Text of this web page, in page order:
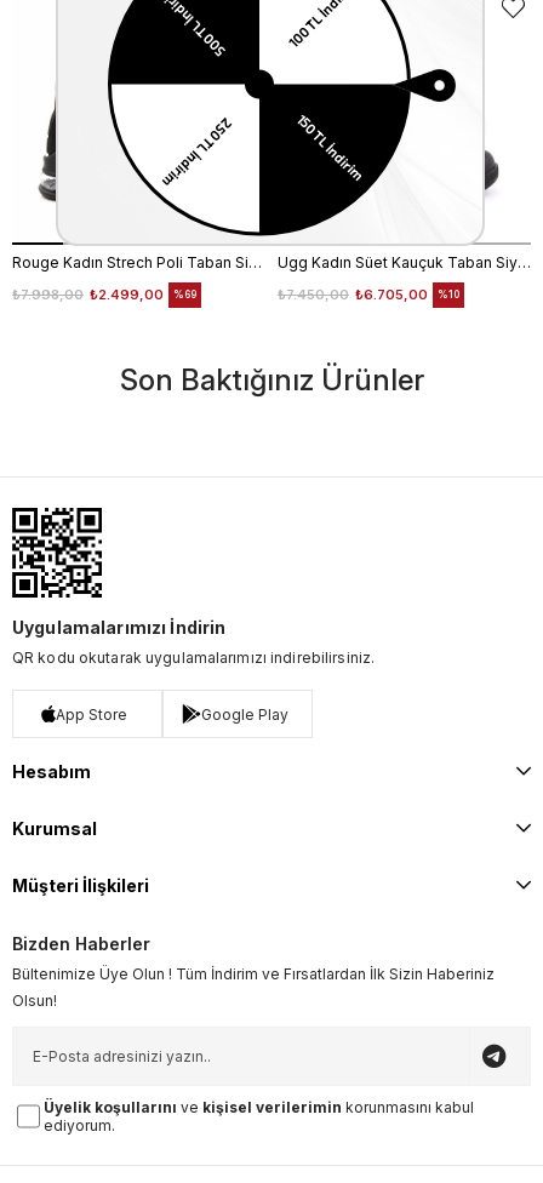
Rouge Kadın Strech Poli Taban Siyah Günlük Bot
₺2.499,00
₺7.998,00 %69
Ugg Kadın Süet Kauçuk Taban Siyah Günlük Bot
₺6.705,00
₺7.450,00 %10
EKLE5
KODUYLA
%5
EKSTRA
Son Baktığınız Ürünler
Uygulamalarımızı İndirin
QR kodu okutarak uygulamalarımızı indirebilirsiniz.
App Store Google Play
Hesabım
Kurumsal
Müşteri İlişkileri
Bizden Haberler
Bültenimize Üye Olun ! Tüm İndirim ve Fırsatlardan İlk Sizin Haberiniz
Olsun!
Üyelik koşullarını ve kişisel verilerimin korunmasını kabul
ediyorum.